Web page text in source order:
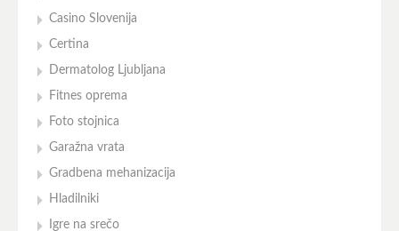
Casino Slovenija
Certina
Dermatolog Ljubljana
Fitnes oprema
Foto stojnica
Garažna vrata
Gradbena mehanizacija
Hladilniki
Igre na srečo